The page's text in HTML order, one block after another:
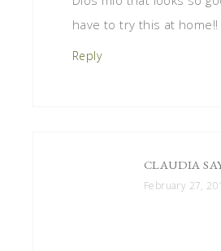
have to try this at home!!
Reply
CLAUDIA
February 27,